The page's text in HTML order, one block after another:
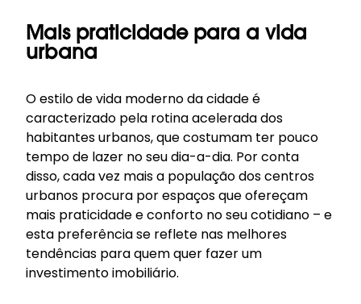
Mais praticidade para a vida
urbana
O estilo de vida moderno da cidade é
caracterizado pela rotina acelerada dos
habitantes urbanos, que costumam ter pouco
tempo de lazer no seu dia-a-dia. Por conta
disso, cada vez mais a população dos centros
urbanos procura por espaços que ofereçam
mais praticidade e conforto no seu cotidiano – e
esta preferência se reflete nas melhores
tendências para quem quer fazer um
investimento imobiliário.